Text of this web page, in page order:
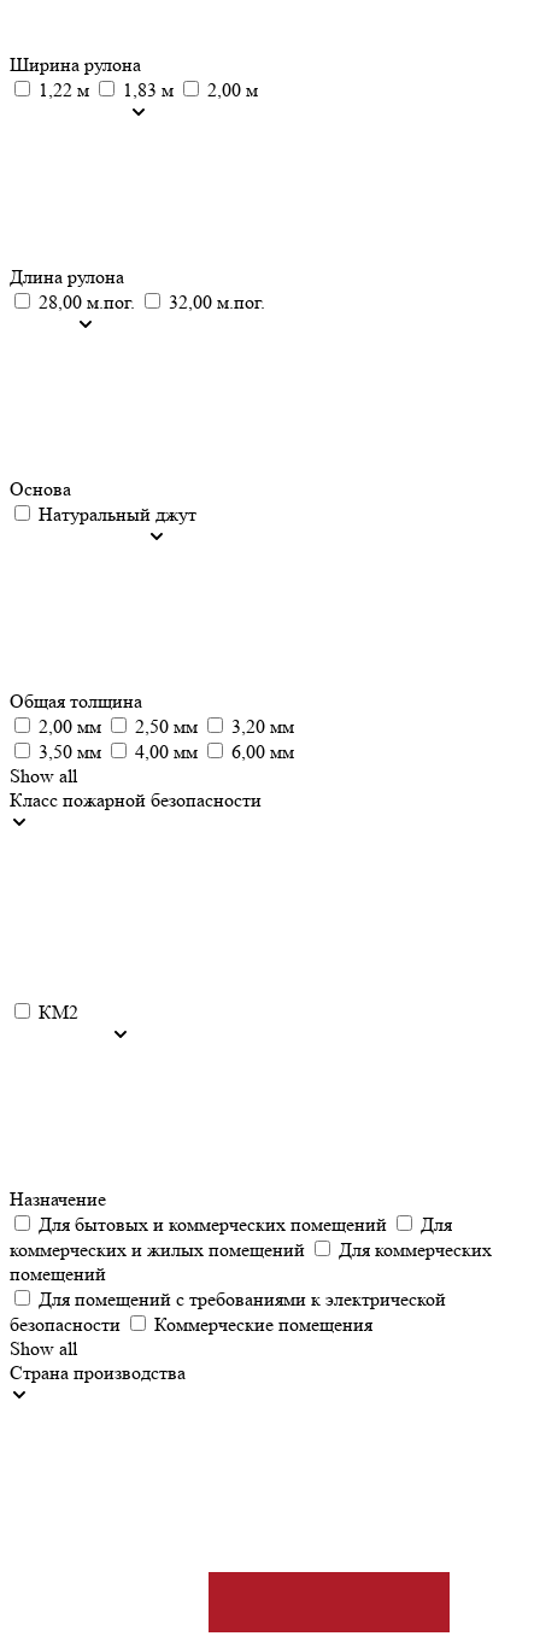
Ширина рулона
1,22 м
1,83 м 2,00 м
Длина рулона
28,00 м.пог.
32,00 м.пог.
Основа
Натуральный джут
Общая толщина
2,00 мм
2,50 мм
3,20 мм
3,50 мм
4,00 мм
6,00 мм
Show all
Класс пожарной безопасности
КМ2
Назначение
Для бытовых и коммерческих помещений
Для
коммерческих и жилых помещений
Для коммерческих
помещений
Для помещений с требованиями к электрической
безопасности
Коммерческие помещения
Show all
Страна производства